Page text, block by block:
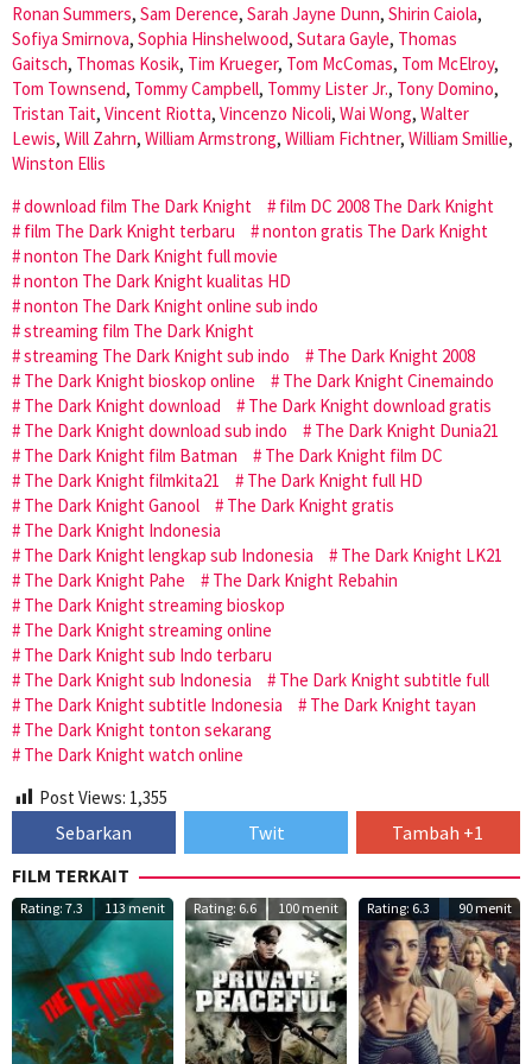
Ronan Summers, Sam Derence, Sarah Jayne Dunn, Shirin Caiola,
Sofiya Smirnova, Sophia Hinshelwood, Sutara Gayle, Thomas
Gaitsch, Thomas Kosik, Tim Krueger, Tom McComas, Tom McElroy,
Tom Townsend, Tommy Campbell, Tommy Lister Jr., Tony Domino,
Tristan Tait, Vincent Riotta, Vincenzo Nicoli, Wai Wong, Walter
Lewis, Will Zahrn, William Armstrong, William Fichtner, William Smillie,
Winston Ellis
download film The Dark Knight
film DC 2008 The Dark Knight
film The Dark Knight terbaru
nonton gratis The Dark Knight
nonton The Dark Knight full movie
nonton The Dark Knight kualitas HD
nonton The Dark Knight online sub indo
streaming film The Dark Knight
streaming The Dark Knight sub indo
The Dark Knight 2008
The Dark Knight bioskop online
The Dark Knight Cinemaindo
The Dark Knight download
The Dark Knight download gratis
The Dark Knight download sub indo
The Dark Knight Dunia21
The Dark Knight film Batman
The Dark Knight film DC
The Dark Knight filmkita21
The Dark Knight full HD
The Dark Knight Ganool
The Dark Knight gratis
The Dark Knight Indonesia
The Dark Knight lengkap sub Indonesia
The Dark Knight LK21
The Dark Knight Pahe
The Dark Knight Rebahin
The Dark Knight streaming bioskop
The Dark Knight streaming online
The Dark Knight sub Indo terbaru
The Dark Knight sub Indonesia
The Dark Knight subtitle full
The Dark Knight subtitle Indonesia
The Dark Knight tayan
The Dark Knight tonton sekarang
The Dark Knight watch online
Post Views: 1,355
Sebarkan Twit
Tambah +1
FILM TERKAIT
Rating: 7.3 113 menit Rating: 6.6 100 menit Rating: 6.3 90 menit